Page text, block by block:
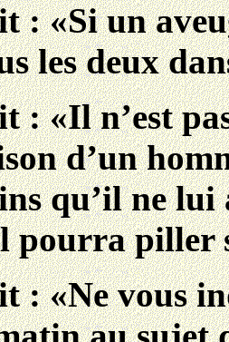
: «Si un
les deux
: «Il n’est
d’un
qu’il ne
pourra piller
: «Ne vous